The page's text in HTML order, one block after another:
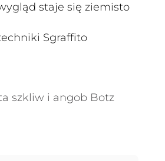
staje się ziemisto
Sgraffito
szkliw i angob Botz